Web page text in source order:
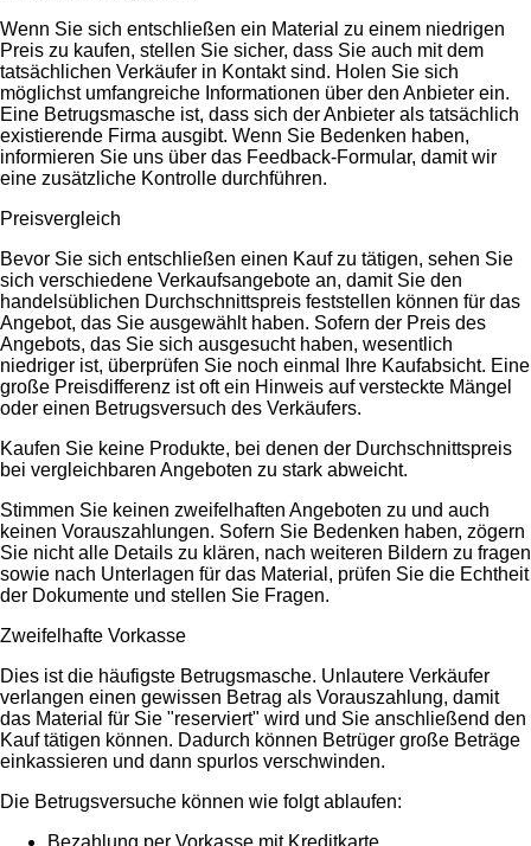
Wenn Sie sich entschließen ein Material zu einem niedrigen
Preis zu kaufen, stellen Sie sicher, dass Sie auch mit dem
tatsächlichen Verkäufer in Kontakt sind. Holen Sie sich
möglichst umfangreiche Informationen über den Anbieter ein.
Eine Betrugsmasche ist, dass sich der Anbieter als tatsächlich
existierende Firma ausgibt. Wenn Sie Bedenken haben,
informieren Sie uns über das Feedback-Formular, damit wir
eine zusätzliche Kontrolle durchführen.
Preisvergleich
Bevor Sie sich entschließen einen Kauf zu tätigen, sehen Sie
sich verschiedene Verkaufsangebote an, damit Sie den
handelsüblichen Durchschnittspreis feststellen können für das
Angebot, das Sie ausgewählt haben. Sofern der Preis des
Angebots, das Sie sich ausgesucht haben, wesentlich
niedriger ist, überprüfen Sie noch einmal Ihre Kaufabsicht. Eine
große Preisdifferenz ist oft ein Hinweis auf versteckte Mängel
oder einen Betrugsversuch des Verkäufers.
Kaufen Sie keine Produkte, bei denen der Durchschnittspreis
bei vergleichbaren Angeboten zu stark abweicht.
Stimmen Sie keinen zweifelhaften Angeboten zu und auch
keinen Vorauszahlungen. Sofern Sie Bedenken haben, zögern
Sie nicht alle Details zu klären, nach weiteren Bildern zu fragen
sowie nach Unterlagen für das Material, prüfen Sie die Echtheit
der Dokumente und stellen Sie Fragen.
Zweifelhafte Vorkasse
Dies ist die häufigste Betrugsmasche. Unlautere Verkäufer
verlangen einen gewissen Betrag als Vorauszahlung, damit
das Material für Sie "reserviert" wird und Sie anschließend den
Kauf tätigen können. Dadurch können Betrüger große Beträge
einkassieren und dann spurlos verschwinden.
Die Betrugsversuche können wie folgt ablaufen:
Bezahlung per Vorkasse mit Kreditkarte